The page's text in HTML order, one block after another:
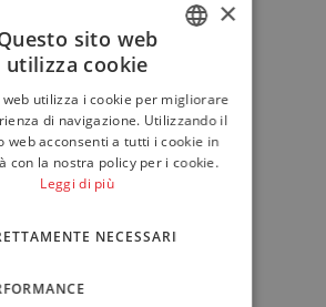
ENGLISH
GERMAN
×
sito web
utilizza cookie
utilizza i cookie per migliorare
di navigazione. Utilizzando il
web acconsenti a tutti i cookie in
con la nostra policy per i cookie.
Leggi di più
NECESSARI